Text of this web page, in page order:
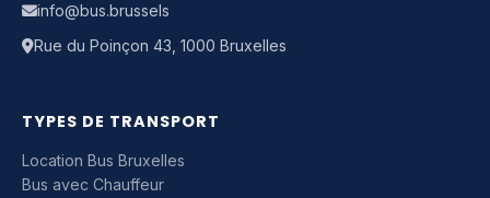
info@bus.brussels
Rue du Poinçon 43, 1000 Bruxelles
TYPES DE TRANSPORT
Location Bus Bruxelles
Bus avec Chauffeur